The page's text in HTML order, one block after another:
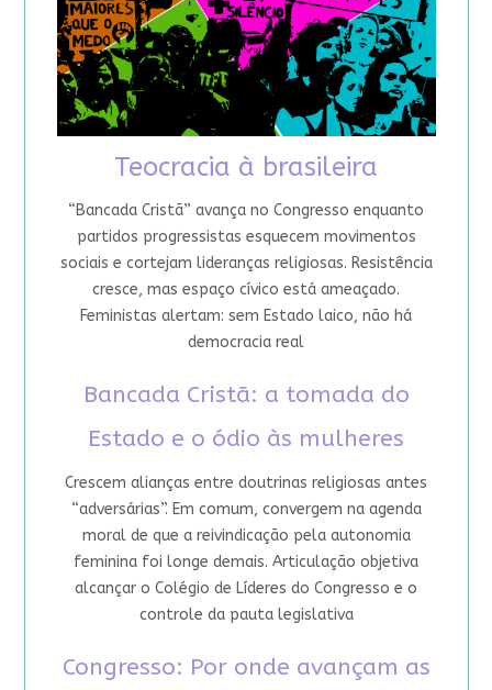
Teocracia à brasileira
“Bancada Cristã” avança no Congresso enquanto
partidos progressistas esquecem movimentos
sociais e cortejam lideranças religiosas. Resistência
cresce, mas espaço cívico está ameaçado.
Feministas alertam: sem Estado laico, não há
democracia real
Bancada Cristã: a tomada do
Estado e o ódio às mulheres
Crescem alianças entre doutrinas religiosas antes
“adversárias”. Em comum, convergem na agenda
moral de que a reivindicação pela autonomia
feminina foi longe demais. Articulação objetiva
alcançar o Colégio de Líderes do Congresso e o
controle da pauta legislativa
Congresso: Por onde avançam as